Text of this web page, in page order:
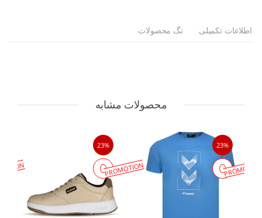
اطلاعات تکمیلی تگ محصولات
محصولات مشابه
23%
23%
PROMOTION